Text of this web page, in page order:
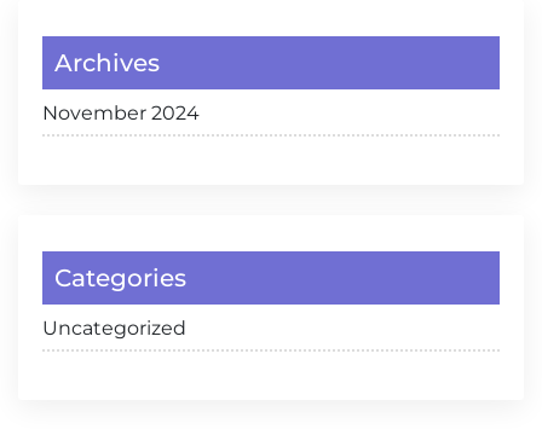
Archives
November 2024
Categories
Uncategorized